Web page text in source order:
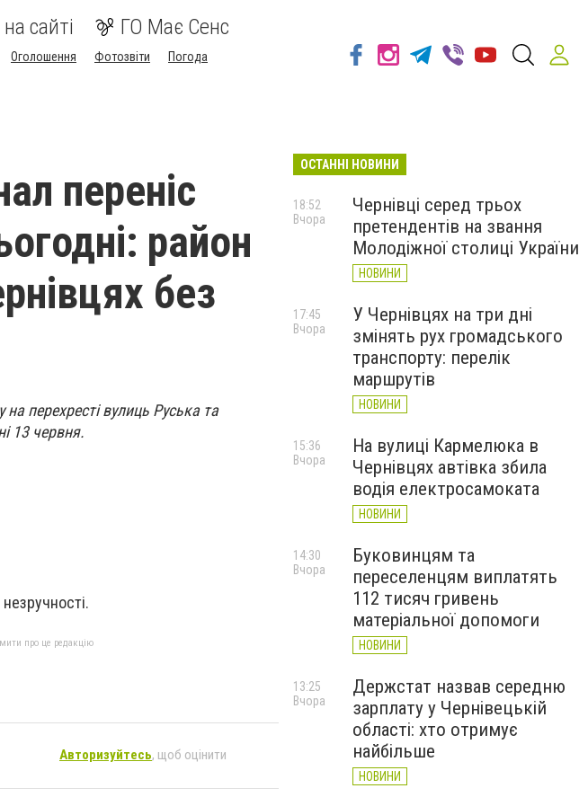
сайті ГО Має Сенс
Оголошення Фотозвіти
Погода
переніс
район
без
на перехресті вулиць Руська та
13 червня.
про це редакцію
Авторизуйтесь, щоб оцінити
ОСТАННІ НОВИНИ
Чернівці серед трьох
претендентів на звання
Молодіжної столиці України
НОВИНИ
18:52
Вчора
У Чернівцях на три дні
змінять рух громадського
транспорту: перелік
маршрутів
НОВИНИ
17:45
Вчора
На вулиці Кармелюка в
Чернівцях автівка збила
водія електросамоката
НОВИНИ
15:36
Вчора
Буковинцям та
переселенцям виплатять
112 тисяч гривень
матеріальної допомоги
НОВИНИ
14:30
Вчора
Держстат назвав середню
зарплату у Чернівецькій
області: хто отримує
найбільше
НОВИНИ
13:25
Вчора